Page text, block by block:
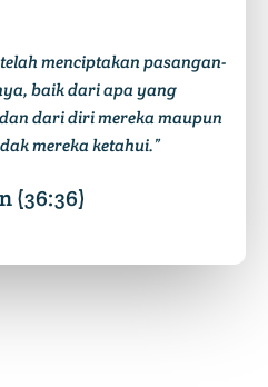
menciptakan pasangan-
baik dari apa yang
dari diri mereka maupun
mereka ketahui.”
(36:36)